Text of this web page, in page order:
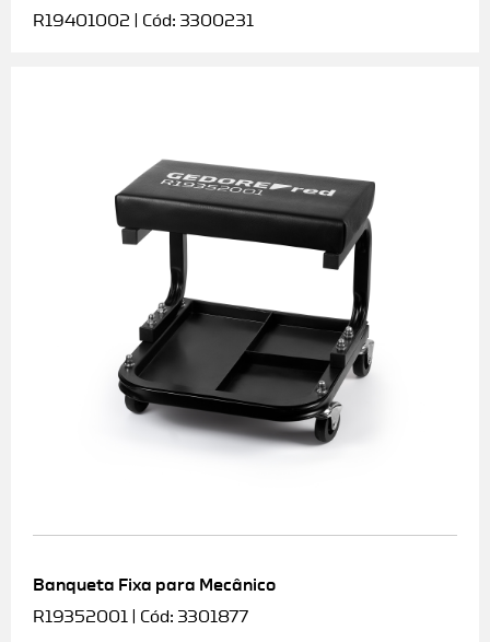
R19401002 | Cód: 3300231
Banqueta Fixa para Mecânico
R19352001 | Cód: 3301877